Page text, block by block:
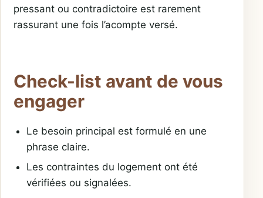
pressant ou contradictoire est rarement
rassurant une fois l’acompte versé.
Check-list avant de vous
engager
Le besoin principal est formulé en une
phrase claire.
Les contraintes du logement ont été
vérifiées ou signalées.